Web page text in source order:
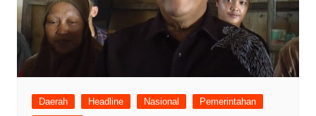
Daerah Headline Nasional
Pemerintahan